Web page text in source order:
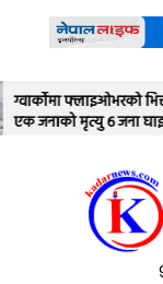
content